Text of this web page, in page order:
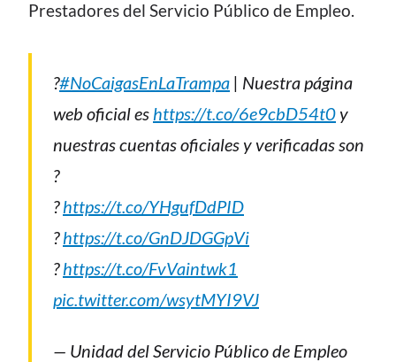
Prestadores del Servicio Público de Empleo.
?#NoCaigasEnLaTrampa | Nuestra página
web oficial es https://t.co/6e9cbD54t0 y
nuestras cuentas oficiales y verificadas son
?
?️https://t.co/YHgufDdPID
?️https://t.co/GnDJDGGpVi
?️https://t.co/FvVaintwk1
pic.twitter.com/wsytMYI9VJ
— Unidad del Servicio Público de Empleo